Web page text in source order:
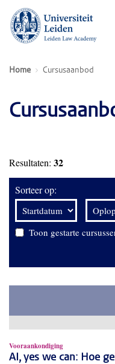
Home Cursusaanbod
Resultaten: 32
Sorteer op:
Toon gestarte
Vooraankondiging
AI, yes we can: Hoe